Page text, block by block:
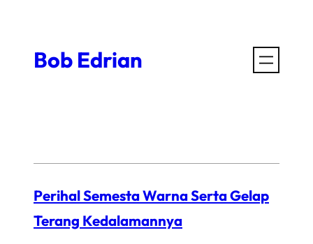
contentBob Edrian
Perihal Semesta Warna Serta Gelap
Terang Kedalamannya